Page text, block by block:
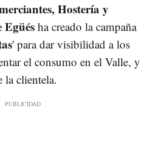
Hostería y
Egüés ha creado la campaña
' para dar visibilidad a los
el consumo en el Valle, y
la clientela.